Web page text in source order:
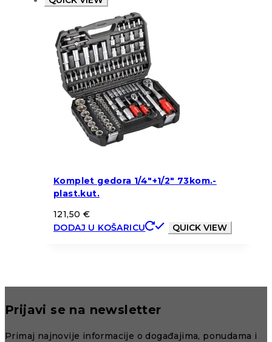
Komplet gedora 1/4″+1/2″ 73kom.-
plast.kut.
121,50 €
DODAJ U KOŠARICU
QUICK VIEW
Prijavi se na newsletter
Primaj najnovije informacije o događajima, ponudama i